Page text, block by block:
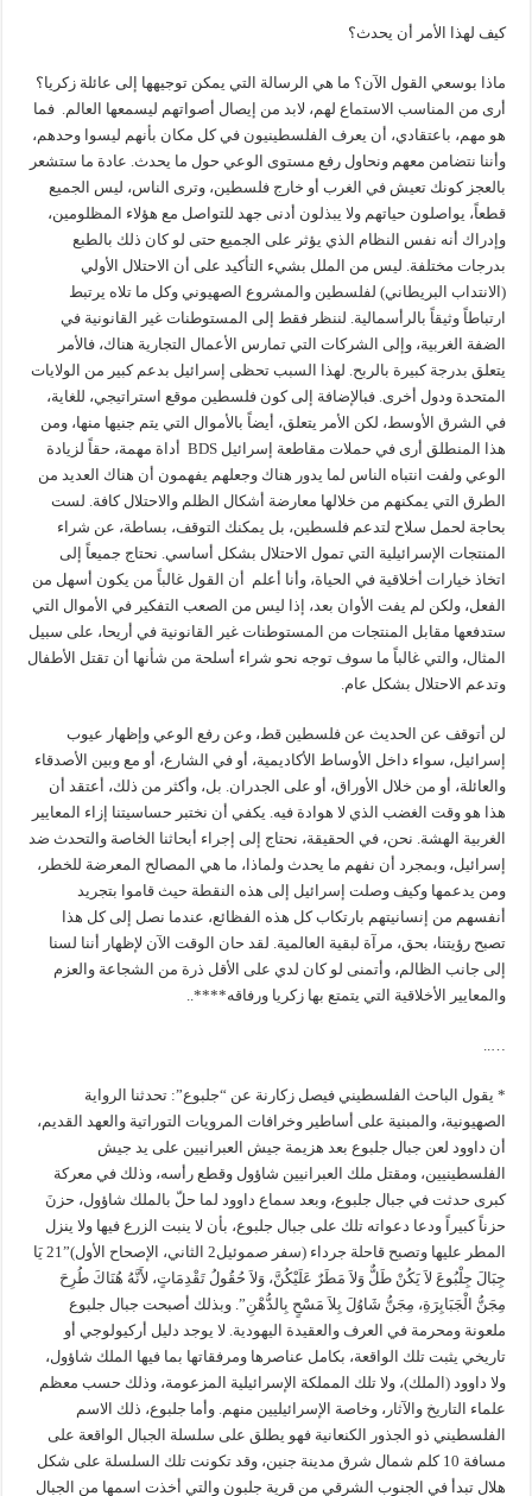
كيف لهذا الأمر أن يحدث؟
ماذا بوسعي القول الآن؟ ما هي الرسالة التي يمكن توجيهها إلى عائلة زكريا؟
أرى من المناسب الاستماع لهم، لابد من إيصال أصواتهم ليسمعها العالم. فما
هو مهم، باعتقادي، أن يعرف الفلسطينيون في كل مكان بأنهم ليسوا وحدهم،
وأننا نتضامن معهم ونحاول رفع مستوى الوعي حول ما يحدث. عادة ما ستشعر
بالعجز كونك تعيش في الغرب أو خارج فلسطين، وترى الناس، ليس الجميع
قطعاً، يواصلون حياتهم ولا يبذلون أدنى جهد للتواصل مع هؤلاء المظلومين،
وإدراك أنه نفس النظام الذي يؤثر على الجميع حتى لو كان ذلك بالطبع
بدرجات مختلفة. ليس من الملل بشيء التأكيد على أن الاحتلال الأولي
(الانتداب البريطاني) لفلسطين والمشروع الصهيوني وكل ما تلاه يرتبط
ارتباطاً وثيقاً بالرأسمالية. لننظر فقط إلى المستوطنات غير القانونية في
الضفة الغربية، وإلى الشركات التي تمارس الأعمال التجارية هناك، فالأمر
يتعلق بدرجة كبيرة بالربح. لهذا السبب تحظى إسرائيل بدعم كبير من الولايات
المتحدة ودول أخرى. فبالإضافة إلى كون فلسطين موقع استراتيجي، للغاية،
في الشرق الأوسط، لكن الأمر يتعلق، أيضاً بالأموال التي يتم جنيها منها، ومن
هذا المنطلق أرى في حملات مقاطعة إسرائيل BDS أداة مهمة، حقاً لزيادة
الوعي ولفت انتباه الناس لما يدور هناك وجعلهم يفهمون أن هناك العديد من
الطرق التي يمكنهم من خلالها معارضة أشكال الظلم والاحتلال كافة. لست
بحاجة لحمل سلاح لتدعم فلسطين، بل يمكنك التوقف، بساطة، عن شراء
المنتجات الإسرائيلية التي تمول الاحتلال بشكل أساسي. نحتاج جميعاً إلى
اتخاذ خيارات أخلاقية في الحياة، وأنا أعلم أن القول غالباً من يكون أسهل من
الفعل، ولكن لم يفت الأوان بعد، إذا ليس من الصعب التفكير في الأموال التي
ستدفعها مقابل المنتجات من المستوطنات غير القانونية في أريحا، على سبيل
المثال، والتي غالباً ما سوف توجه نحو شراء أسلحة من شأنها أن تقتل الأطفال
وتدعم الاحتلال بشكل عام.
لن أتوقف عن الحديث عن فلسطين قط، وعن رفع الوعي وإظهار عيوب
إسرائيل، سواء داخل الأوساط الأكاديمية، أو في الشارع، أو مع وبين الأصدقاء
والعائلة، أو من خلال الأوراق، أو على الجدران. بل، وأكثر من ذلك، أعتقد أن
هذا هو وقت الغضب الذي لا هوادة فيه. يكفي أن نختبر حساسيتنا إزاء المعايير
الغربية الهشة. نحن، في الحقيقة، نحتاج إلى إجراء أبحاثنا الخاصة والتحدث ضد
إسرائيل، وبمجرد أن نفهم ما يحدث ولماذا، ما هي المصالح المعرضة للخطر،
ومن يدعمها وكيف وصلت إسرائيل إلى هذه النقطة حيث قاموا بتجريد
أنفسهم من إنسانيتهم بارتكاب كل هذه الفظائع، عندما نصل إلى كل هذا
تصبح رؤيتنا، بحق، مرآة لبقية العالمية. لقد حان الوقت الآن لإظهار أننا لسنا
إلى جانب الظالم، وأتمنى لو كان لدي على الأقل ذرة من الشجاعة والعزم
والمعايير الأخلاقية التي يتمتع بها زكريا ورفاقه****..
* يقول الباحث الفلسطيني فيصل زكارنة عن “جلبوع”: تحدثنا الرواية
الصهيونية، والمبنية على أساطير وخرافات المرويات التوراتية والعهد القديم،
أن داوود لعن جبال جلبوع بعد هزيمة جيش العبرانيين على يد جيش
الفلسطينيين، ومقتل ملك العبرانيين شاؤول وقطع رأسه، وذلك في معركة
كبرى حدثت في جبال جلبوع، وبعد سماع داوود لما حلّ بالملك شاؤول، حزنَ
حزناً كبيراً ودعا دعواته تلك على جبال جلبوع، بأن لا ينبت الزرع فيها ولا ينزل
المطر عليها وتصبح قاحلة جرداء (سفر صموئيل2 الثاني، الإصحاح الأول)”21 يَا
جِبَالَ جِلْبُوعَ لاَ يَكُنْ طَلٌّ وَلاَ مَطَرٌ عَلَيْكُنَّ، وَلاَ حُقُولُ تَقْدِمَاتٍ، لأَنَّهُ هُنَاكَ طُرِحَ
مِجَنُّ الْجَبَابِرَةِ، مِجَنُّ شَاوُلَ بِلاَ مَسْحٍ بِالدُّهْنِ”. وبذلك أصبحت جبال جلبوع
ملعونة ومحرمة في العرف والعقيدة اليهودية. لا يوجد دليل أركيولوجي أو
تاريخي يثبت تلك الواقعة، بكامل عناصرها ومرفقاتها بما فيها الملك شاؤول،
ولا داوود (الملك)، ولا تلك المملكة الإسرائيلية المزعومة، وذلك حسب معظم
علماء التاريخ والآثار، وخاصة الإسرائيليين منهم. وأما جلبوع، ذلك الاسم
الفلسطيني ذو الجذور الكنعانية فهو يطلق على سلسلة الجبال الواقعة على
مسافة 10 كلم شمال شرق مدينة جنين، وقد تكونت تلك السلسلة على شكل
هلال تبدأ في الجنوب الشرقي من قرية جلبون والتي أخذت اسمها من الجبال